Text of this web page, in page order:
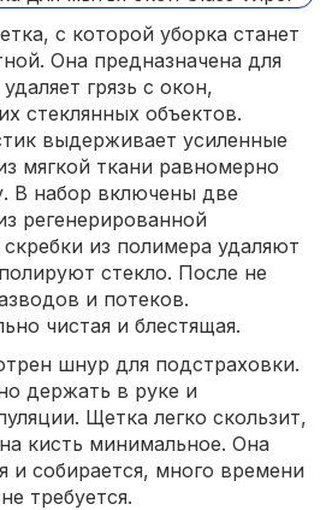
с которой уборка станет
Она предназначена для
грязь с окон,
стеклянных объектов.
выдерживает усиленные
мягкой ткани равномерно
В набор включены две
регенерированной
из полимера удаляют
стекло. После не
и потеков.
чистая и блестящая.
шнур для подстраховки.
держать в руке и
Щетка легко скользит,
кисть минимальное. Она
и собирается, много времени
требуется.